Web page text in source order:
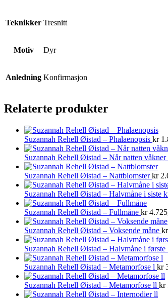
Teknikker Tresnitt
Motiv Dyr
Anledning Konfirmasjon
Relaterte produkter
Suzannah Rehell Øistad – Phalaenopsis kr
Suzannah Rehell Øistad – Når natten våkner
Suzannah Rehell Øistad – Nattblomsterkr
Suzannah Rehell Øistad – Halvmåne i siste
Suzannah Rehell Øistad – Fullmåne kr
Suzannah Rehell Øistad – Voksende måne kr
Suzannah Rehell Øistad – Halvmåne i første
Suzannah Rehell Øistad – Metamorfose l kr
Suzannah Rehell Øistad – Metamorfose ll kr